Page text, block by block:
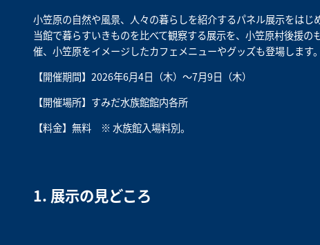
小笠原の自然や風景、人々の暮らしを紹介するパネル展示をはじ
当館で暮らすいきものを比べて観察する展示を、小笠原村後援
催、小笠原をイメージしたカフェメニューやグッズも登場します。
【開催期間】2026年6月4日（木）～7月9日（木）
【開催場所】すみだ水族館館内各所
【料金】無料 ※ 水族館入場料別。
1. 展示の見どころ